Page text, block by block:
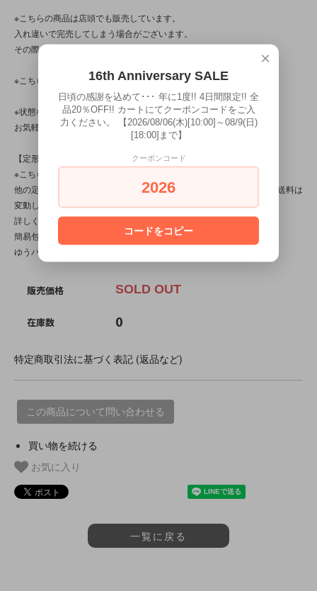
※こちらの商品は店頭でも販売しています。
入れ違いで完売してしまう場合がございます。
その際はご容赦下さいませ。
※こちらの商品は、中古品です。
※状態など分かり辛い点、気になる点、不明点がございましたら、
お気軽にお問い合わせ下さい。
【定形外対応商品】
※こちらの商品は【サイズ規格外・(7)～100gまで】です。
他の定形外対応商品と複数購入される場合は、サイズや重量によって送料は
変動します。送料は【最終注文確認書】で確定します。
詳しくは
こちらをご覧ください。
簡易包装ですので、パッケージダメージを気にされる場合は、
ゆうパックをオススメ致します。今以上のダメージはあります。
販売価格 SOLD OUT
在庫数 0
特定商取引法に基づく表記 (返品など)
この商品について問い合わせる
買い物を続ける
お気に入り
一覧に戻る
×
16th Anniversary SALE
日頃の感謝を込めて･･･ 年に1度!! 4日間限定!! 全
品20％OFF!! カートにてクーポンコードをご入
力ください。 【2026/08/06(木)[10:00]～08/9(日)
[18:00]まで】
クーポンコード
2026
コードをコピー